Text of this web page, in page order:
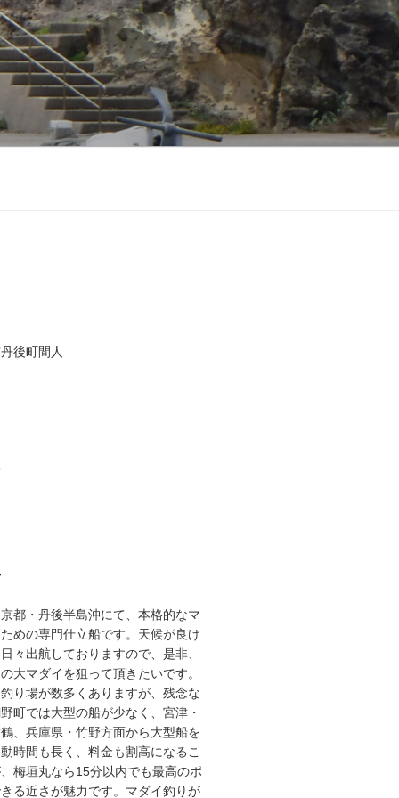
後町間人
都・丹後半島沖にて、本格的なマ
めの専門仕立船です。天候が良け
々出航しておりますので、是非、
大マダイを狙って頂きたいです。
り場が数多くありますが、残念な
町では大型の船が少なく、宮津・
、兵庫県・竹野方面から大型船を
時間も長く、料金も割高になるこ
梅垣丸なら15分以内でも最高のポ
る近さが魅力です。マダイ釣りが